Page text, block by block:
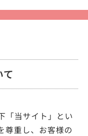
「当サイト」とい
尊重し、お客様の